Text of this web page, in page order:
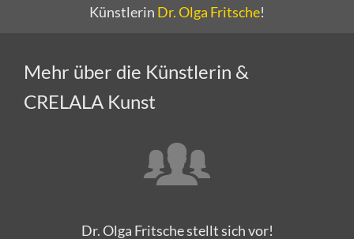
Künstlerin Dr. Olga Fritsche!
Mehr über die Künstlerin &
CRELALA Kunst
Dr. Olga Fritsche stellt sich vor!